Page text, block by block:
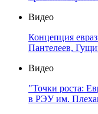
Видео
Концепция
Пантелеев,
Видео
"Точки роста:
в РЭУ им.